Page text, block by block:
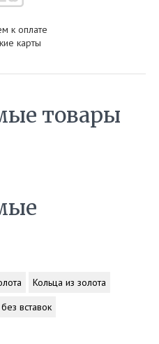
к оплате
карты
товары
Кольца из золота
вставок